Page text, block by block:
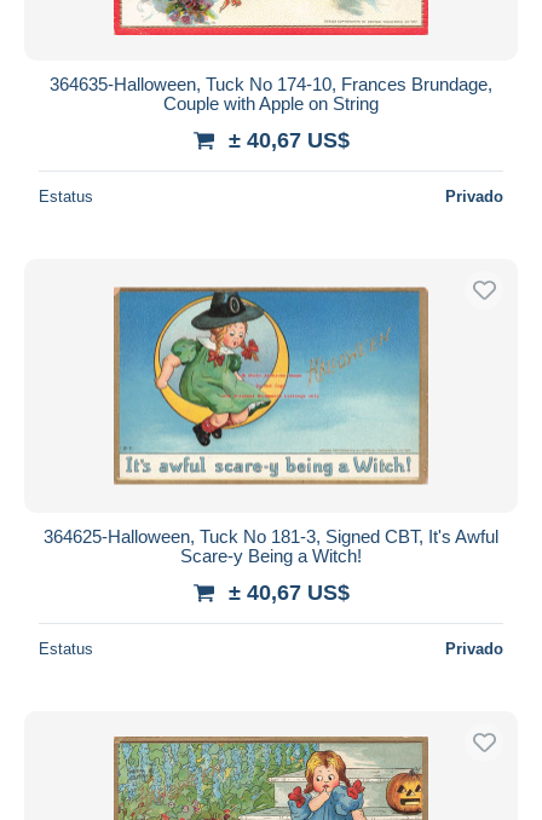
364635-Halloween, Tuck No 174-10, Frances Brundage,
Couple with Apple on String
± 40,67 US$
Estatus Privado
364625-Halloween, Tuck No 181-3, Signed CBT, It's Awful
Scare-y Being a Witch!
± 40,67 US$
Estatus Privado